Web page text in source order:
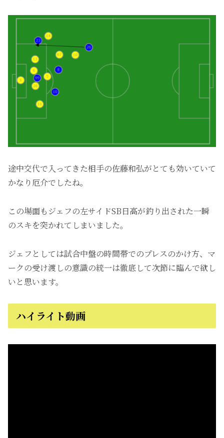
途中交代で入ってきた相手の佐藤和弘がとても効いていて
かなり厄介でしたね。
この場面もジェフの左サイドSB日高が釣り出された一瞬
のスキを突かれてしまいました。
ジェフとしては試合中盤の時間帯でのプレスのかけ方、マ
ークの受け渡しの意識の統一は徹底して次節に臨んで欲し
いと思います。
ハイライト動画